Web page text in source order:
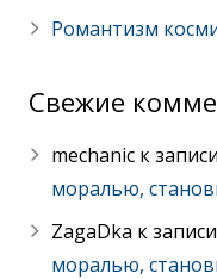
Романтизм
Свежие
mechanic к записи
моралью,
ZagaDka к записи
моралью,